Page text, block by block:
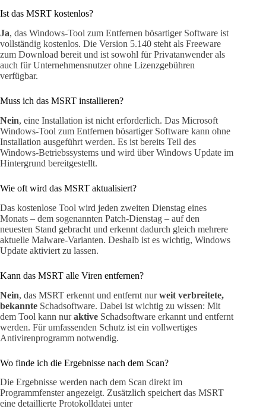
Ist das MSRT kostenlos?
Ja, das Windows-Tool zum Entfernen bösartiger Software ist
vollständig kostenlos. Die Version 5.140 steht als Freeware
zum Download bereit und ist sowohl für Privatanwender als
auch für Unternehmensnutzer ohne Lizenzgebühren
verfügbar.
Muss ich das MSRT installieren?
Nein, eine Installation ist nicht erforderlich. Das Microsoft
Windows-Tool zum Entfernen bösartiger Software kann ohne
Installation ausgeführt werden. Es ist bereits Teil des
Windows-Betriebssystems und wird über Windows Update im
Hintergrund bereitgestellt.
Wie oft wird das MSRT aktualisiert?
Das kostenlose Tool wird jeden zweiten Dienstag eines
Monats – dem sogenannten Patch-Dienstag – auf den
neuesten Stand gebracht und erkennt dadurch gleich mehrere
aktuelle Malware-Varianten. Deshalb ist es wichtig, Windows
Update aktiviert zu lassen.
Kann das MSRT alle Viren entfernen?
Nein, das MSRT erkennt und entfernt nurweit verbreitete,
bekannte Schadsoftware. Dabei ist wichtig zu wissen: Mit
dem Tool kann nuraktive Schadsoftware erkannt und entfernt
werden. Für umfassenden Schutz ist ein vollwertiges
Antivirenprogramm notwendig.
Wo finde ich die Ergebnisse nach dem Scan?
Die Ergebnisse werden nach dem Scan direkt im
Programmfenster angezeigt. Zusätzlich speichert das MSRT
eine detaillierte Protokolldatei unter